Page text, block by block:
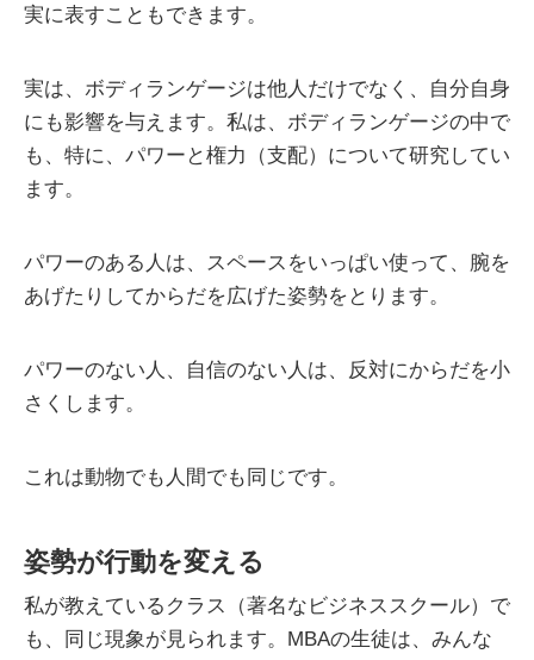
実に表すこともできます。
実は、ボディランゲージは他人だけでなく、自分自身
にも影響を与えます。私は、ボディランゲージの中で
も、特に、パワーと権力（支配）について研究してい
ます。
パワーのある人は、スペースをいっぱい使って、腕を
あげたりしてからだを広げた姿勢をとります。
パワーのない人、自信のない人は、反対にからだを小
さくします。
これは動物でも人間でも同じです。
姿勢が行動を変える
私が教えているクラス（著名なビジネススクール）で
も、同じ現象が見られます。MBAの生徒は、みんな